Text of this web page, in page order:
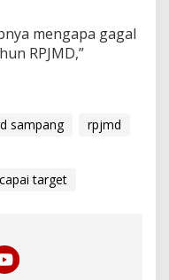
mengapa gagal
RPJMD,”
sampang
rpjmd
target